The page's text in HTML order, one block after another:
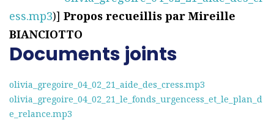
ess.mp3)] Propos recueillis par Mireille
BIANCIOTTO
Documents joints
olivia_gregoire_04_02_21_aide_des_cress.mp3
olivia_gregoire_04_02_21_le_fonds_urgencess_et_le_plan_d
e_relance.mp3